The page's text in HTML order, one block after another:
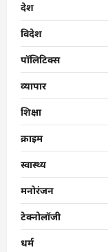
प्रदर्शन
पार
संघर्ष
देश
विदेश
पॉलिटिक्स
व्यापार
शिक्षा
क्राइम
स्वास्थ्य
मनोरंजन
टेक्नोलॉजी
धर्म